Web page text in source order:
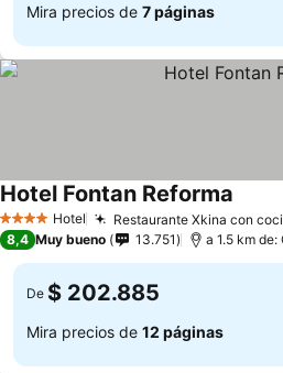
Mira precios de 7 páginas
4 EstrellasHotel Restaurante Xkina con
Hotel Fontan Reforma
8,4 Muy bueno 13.751 a 1.5 km
De $ 202.885
Mira precios de 12 páginas